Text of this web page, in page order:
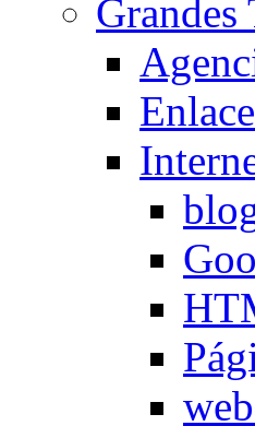
Grandes